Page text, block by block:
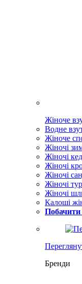
Жіноче
Водне
Жіноче
Жіночі
Жіночі
Жіночі
Жіночі
Жіночі
Жіночі
Калоші
Побачити
Бренди